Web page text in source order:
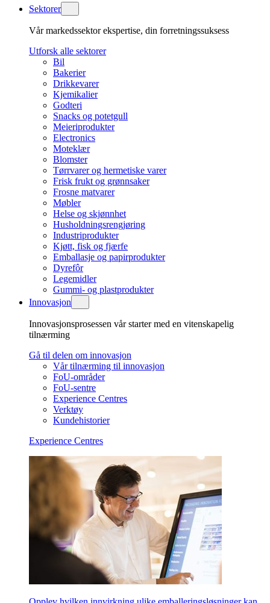
Sektorer
Vår markedssektor ekspertise, din forretningssuksess
Utforsk alle sektorer
Bil
Bakerier
Drikkevarer
Kjemikalier
Godteri
Snacks og potetgull
Meieriprodukter
Electronics
Moteklær
Blomster
Tørrvarer og hermetiske varer
Frisk frukt og grønnsaker
Frosne matvarer
Møbler
Helse og skjønnhet
Husholdningsrengjøring
Industriprodukter
Kjøtt, fisk og fjærfe
Emballasje og papirprodukter
Dyrefôr
Legemidler
Gummi- og plastprodukter
Innovasjon
Innovasjonsprosessen vår starter med en vitenskapelig
tilnærming
Gå til delen om innovasjon
Vår tilnærming til innovasjon
FoU-områder
FoU-sentre
Experience Centres
Verktøy
Kundehistorier
Experience Centres